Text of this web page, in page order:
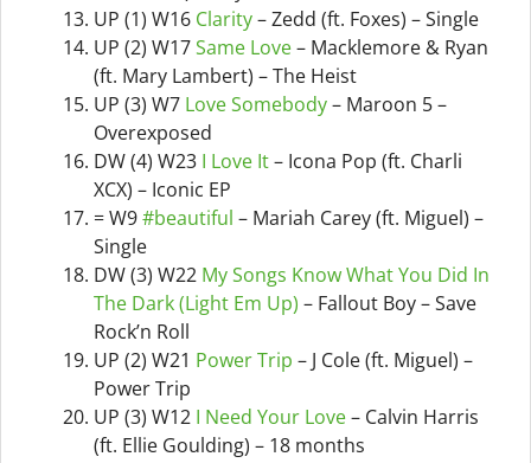
UP (1) W16 Clarity– Zedd (ft. Foxes) – Single
UP (2) W17Same Love– Macklemore & Ryan
(ft. Mary Lambert) – The Heist
UP (3) W7 Love Somebody– Maroon 5 –
Overexposed
DW (4) W23 I Love It– Icona Pop (ft. Charli
XCX) – Iconic EP
= W9#beautiful – Mariah Carey (ft. Miguel) –
Single
DW (3) W22 My Songs Know What You Did In
The Dark (Light Em Up) – Fallout Boy – Save
Rock’n Roll
UP (2) W21 Power Trip – J Cole (ft. Miguel) –
Power Trip
UP (3) W12 I Need Your Love– Calvin Harris
(ft. Ellie Goulding) – 18 months